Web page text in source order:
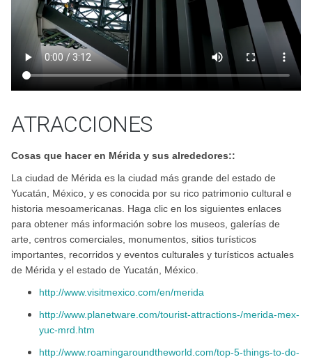
ATRACCIONES
Cosas que hacer en Mérida y sus alrededores::
La ciudad de Mérida es la ciudad más grande del estado de
Yucatán, México, y es conocida por su rico patrimonio cultural e
historia mesoamericanas. Haga clic en los siguientes enlaces
para obtener más información sobre los museos, galerías de
arte, centros comerciales, monumentos, sitios turísticos
importantes, recorridos y eventos culturales y turísticos actuales
de Mérida y el estado de Yucatán, México.
http://www.visitmexico.com/en/merida
http://www.planetware.com/tourist-attractions-/merida-mex-
yuc-mrd.htm
http://www.roamingaroundtheworld.com/top-5-things-to-do-